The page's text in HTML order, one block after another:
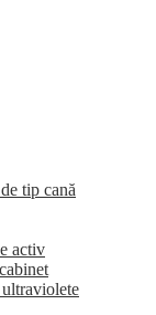
tip cană
activ
ultraviolete